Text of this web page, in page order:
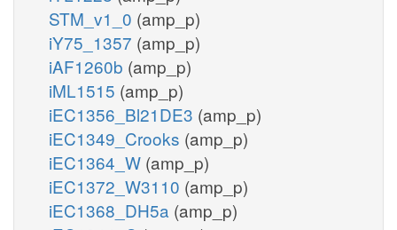
STM_v1_0 (amp_p)
iY75_1357 (amp_p)
iAF1260b (amp_p)
iML1515 (amp_p)
iEC1356_Bl21DE3 (amp_p)
iEC1349_Crooks (amp_p)
iEC1364_W (amp_p)
iEC1372_W3110 (amp_p)
iEC1368_DH5a (amp_p)